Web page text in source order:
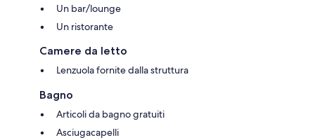
Un bar/lounge
Un ristorante
Camere da letto
Lenzuola fornite dalla struttura
Bagno
Articoli da bagno gratuiti
Asciugacapelli